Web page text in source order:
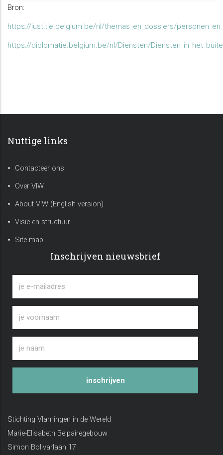
Bron:
https://justitie.belgium.be/nl/themas_en_dossiers/
https://diplomatie.belgium.be/nl/Diensten/
Nuttige links
Contacteer ons
Over VIW
About VIW (English version)
Visie en structuur
Site map
Inschrijven nieuwsbrief
inschrijven
Stichting Vlamingen in de Wereld
Marie-Elisabeth Belpairegebouw
Simon Bolivarlaan 17